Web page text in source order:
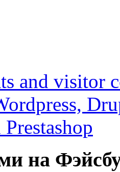
на